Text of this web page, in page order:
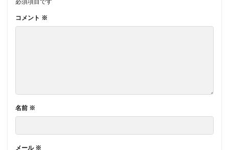
必須項目です
コメント ※
名前 ※
メール ※